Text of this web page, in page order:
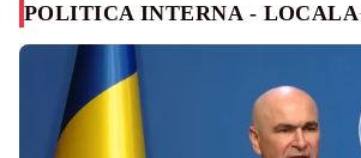
POLITICA INTERNA - LOCALA